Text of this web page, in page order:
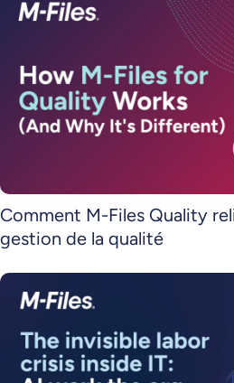
Comment M-Files Quality
gestion de la qualité